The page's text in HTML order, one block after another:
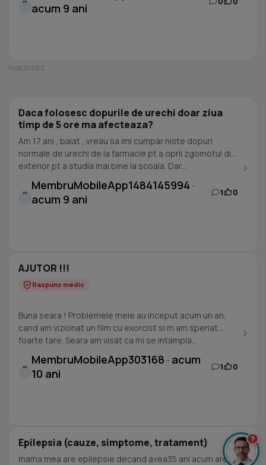
acum 9 ani
Daca folosesc dopurile de urechi doar ziua
timp de 5 ore ma afecteaza?
Am 17 ani , baiat , vreau sa imi cumpar niste dopuri
normale de urechi de la farmacie pt a oprii zgomotul din
exterior pt a studia mai bine la scoala. Dar...
M
MembruMobileApp1484145994 ·
acum 9 ani
1 0
AJUTOR !!!
Raspuns medic
Buna seara ! Problemele mele au inceput acum un an,
cand am vizionat un film cu exorcist si m am speriat
foarte tare. Seara am visat ca mi se intampla...
M
MembruMobileApp303168 · acum
10 ani
1 0
Epilepsia (cauze, simptome, tratament)
mama mea are epilepsie decand avea35 ani acum are
?